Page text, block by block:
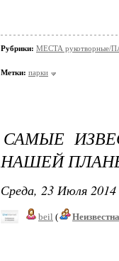
Рубрики: МЕСТА рукотворные/
Метки: парки
САМЫЕ
НАШЕЙ
Среда, 23 Июля
beil (